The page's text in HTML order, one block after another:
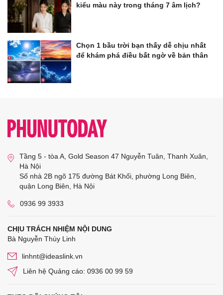
kiểu màu này trong tháng 7 âm lịch?
Chọn 1 bầu trời bạn thấy dễ chịu nhất
để khám phá điều bất ngờ về bản thân
Tầng 5 - tòa A, Gold Season 47 Nguyễn Tuân, Thanh Xuân,
Hà Nội
Số nhà 2B ngõ 175 đường Bát Khối, phường Long Biên,
quận Long Biên, Hà Nội
0936 99 3933
CHỊU TRÁCH NHIỆM NỘI DUNG
Bà Nguyễn Thùy Linh
linhnt@ideaslink.vn
Liên hệ Quảng cáo: 0936 00 99 59